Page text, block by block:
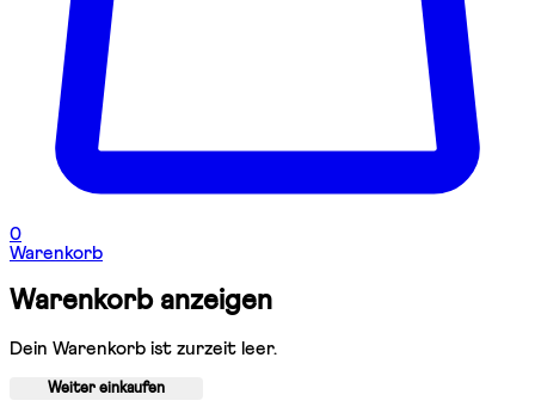
0
Warenkorb
Warenkorb anzeigen
Dein Warenkorb ist zurzeit leer.
Weiter einkaufen